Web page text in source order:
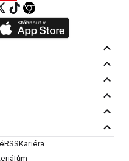
RSSKariéra